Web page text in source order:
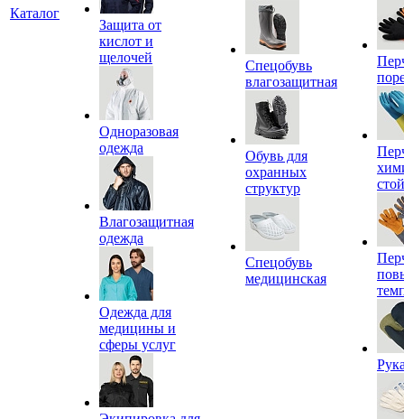
Каталог
Защита от
кислот и
щелочей
Одноразовая
одежда
Влагозащитная
одежда
Одежда для
медицины и
сферы услуг
Спецобувь
влагозащитная
Обувь для
охранных
структур
Спецобувь
медицинская